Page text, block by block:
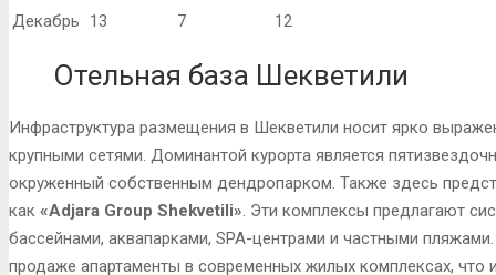
Декабрь
13 7 12
Отельная база Шекветили
Инфраструктура размещения в Шекветили носит ярко
крупными сетями. Доминантой курорта является
окруженный собственным дендропарком. Также здесь
как «Adjara Group Shekvetili». Эти комплексы предлагают
бассейнами, аквапарками, SPA-центрами и частными
продаже апартаменты в современных жилых комплексах, что